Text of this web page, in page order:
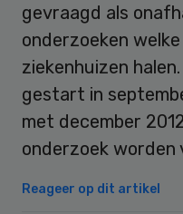
gevraagd als
onderzoeken
ziekenhuizen
gestart in
met december
onderzoek worden
Reageer op dit artikel